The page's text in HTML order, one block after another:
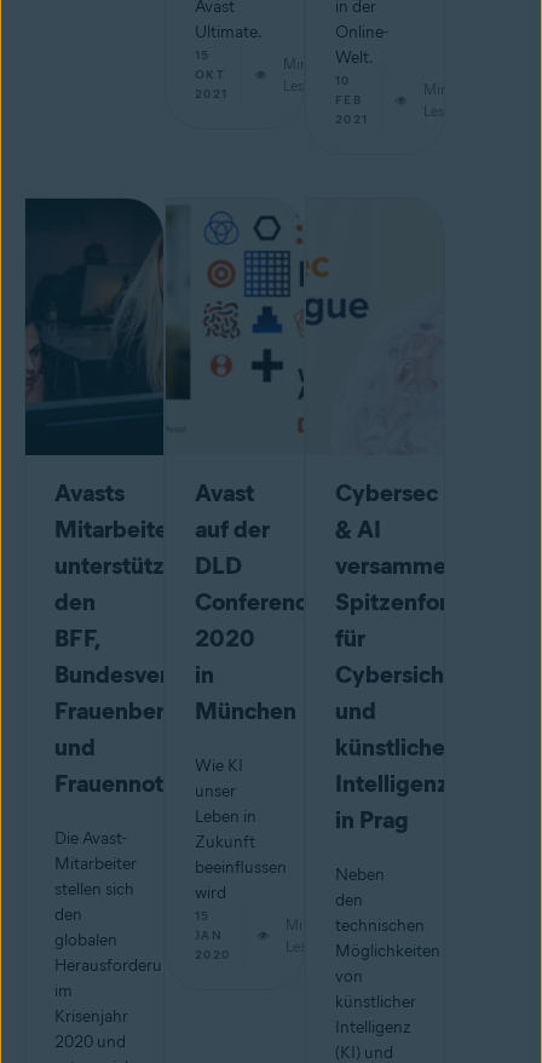
Avast
Ultimate.
15
OKT
2021
Min.
Lesestoff
in der
Online-
Welt.
10
FEB
2021
Min.
Lesestoff
Avasts
Mitarbeiter
unterstützen
den
BFF,
Bundesverband
Frauenberatungsstellen
und
Frauennotrufe
Die Avast-
Mitarbeiter
stellen sich
den
globalen
Herausforderungen
im
Krisenjahr
2020 und
Avast
auf der
DLD
Conference
2020
in
München
Wie KI
unser
Leben in
Zukunft
beeinflussen
wird
15
JAN
2020
Min.
Lesestoff
Cybersec
& AI
versammelt
Spitzenforscher
für
Cybersicherheit
und
künstliche
Intelligenz
in Prag
Neben
den
technischen
Möglichkeiten
von
künstlicher
Intelligenz
(KI) und